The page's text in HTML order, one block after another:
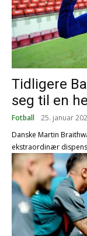
Tidligere
seg til en
Fotball 25. januar
Danske Martin
ekstraordinær